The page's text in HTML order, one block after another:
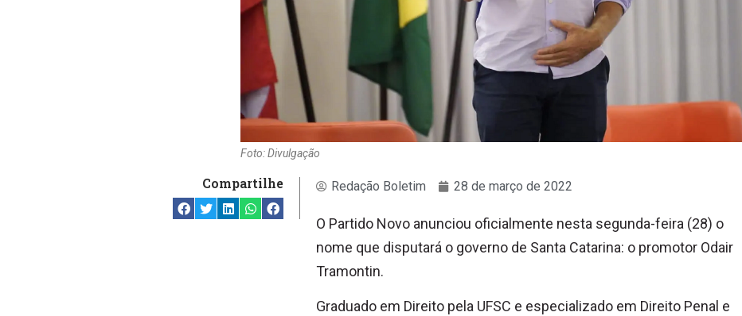
Foto: Divulgação
Compartilhe Redação Boletim 28 de março de 2022
O Partido Novo anunciou oficialmente nesta segunda-feira (28) o
nome que disputará o governo de Santa Catarina: o promotor Odair
Tramontin.
Graduado em Direito pela UFSC e especializado em Direito Penal e